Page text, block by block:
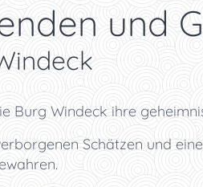
und
Burg Windeck ihre
Schätzen und